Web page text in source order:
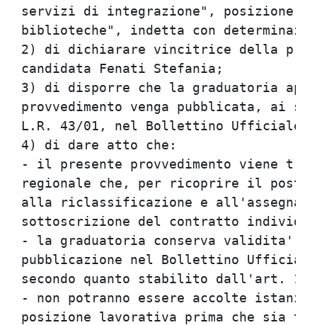
servizi di integrazione", posizione
biblioteche", indetta con
2) di dichiarare vincitrice della
candidata Fenati Stefania;
3) di disporre che la graduatoria
provvedimento venga pubblicata, ai
L.R. 43/01, nel Bollettino Ufficiale
4) di dare atto che:
- il presente provvedimento viene
regionale che, per ricoprire il posto
alla riclassificazione e
sottoscrizione del contratto
- la graduatoria conserva validita'
pubblicazione nel Bollettino Ufficiale
secondo quanto stabilito dall'art. 16,
- non potranno essere accolte
posizione lavorativa prima che sia